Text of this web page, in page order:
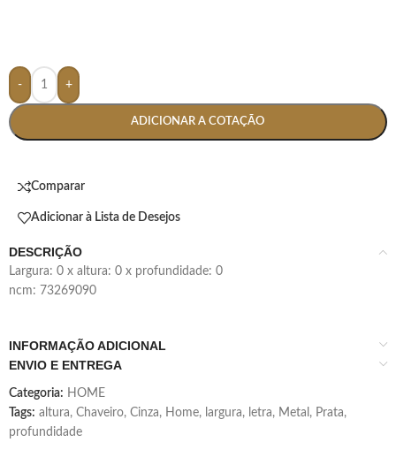
- +
ADICIONAR A COTAÇÃO
Comparar
Adicionar à Lista de Desejos
DESCRIÇÃO
largura: 0 x altura: 0 x profundidade: 0
ncm: 73269090
INFORMAÇÃO ADICIONAL
ENVIO E ENTREGA
Categoria: HOME
Tags: altura, Chaveiro, Cinza, Home, largura, letra, Metal , Prata,
profundidade